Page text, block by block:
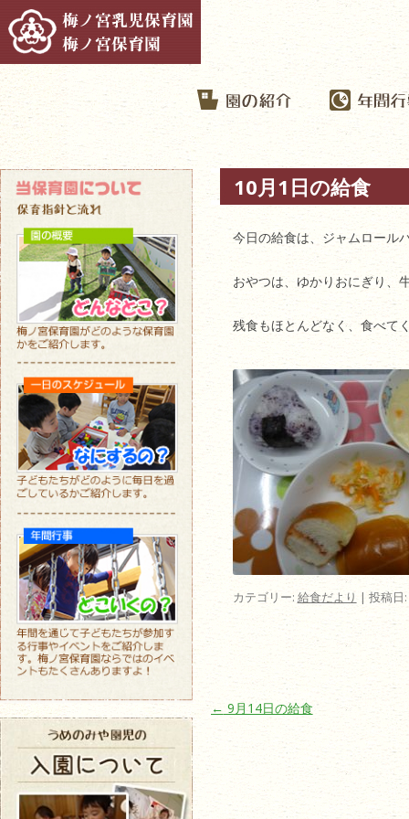
10月1日の給食
今日の給食は、ジャムロール
おやつは、ゆかりおにぎり、
残食もほとんどなく、食べて
カテゴリー: 給食だより | 投稿日:
投稿ナビゲーション
← 9月14日の給食